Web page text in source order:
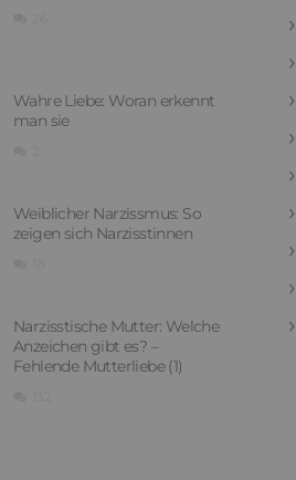
Wahre Liebe: Woran erkennt
man sie
Weiblicher Narzissmus: So
zeigen sich Narzisstinnen
Narzisstische Mutter: Welche
Anzeichen gibt es? –
Fehlende Mutterliebe (1)